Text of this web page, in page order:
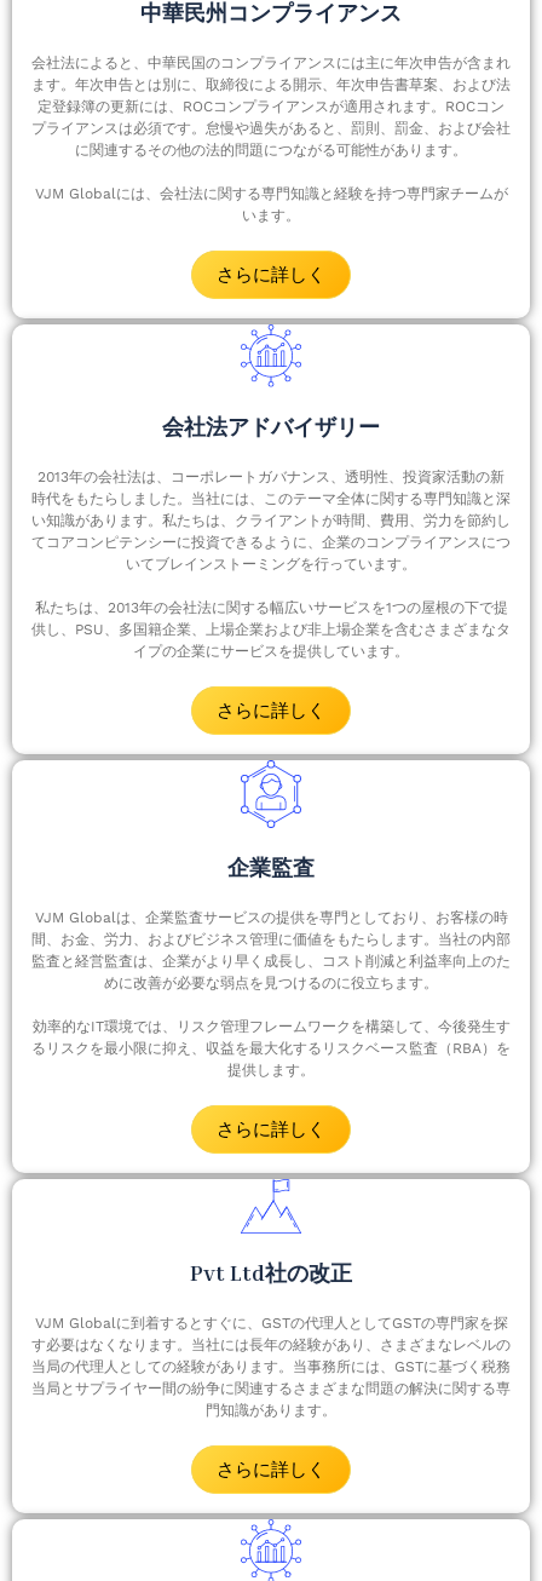
中華民州コンプライアンス
会社法によると、中華民国のコンプライアンスには主に年次申告が含まれ
ます。年次申告とは別に、取締役による開示、年次申告書草案、および法
定登録簿の更新には、ROCコンプライアンスが適用されます。ROCコン
プライアンスは必須です。怠慢や過失があると、罰則、罰金、および会社
に関連するその他の法的問題につながる可能性があります。
VJM Globalには、会社法に関する専門知識と経験を持つ専門家チームが
います。
さらに詳しく
会社法アドバイザリー
2013年の会社法は、コーポレートガバナンス、透明性、投資家活動の新
時代をもたらしました。当社には、このテーマ全体に関する専門知識と深
い知識があります。私たちは、クライアントが時間、費用、労力を節約し
てコアコンピテンシーに投資できるように、企業のコンプライアンスにつ
いてブレインストーミングを行っています。
私たちは、2013年の会社法に関する幅広いサービスを1つの屋根の下で提
供し、PSU、多国籍企業、上場企業および非上場企業を含むさまざまなタ
イプの企業にサービスを提供しています。
さらに詳しく
企業監査
VJM Globalは、企業監査サービスの提供を専門としており、お客様の時
間、お金、労力、およびビジネス管理に価値をもたらします。当社の内部
監査と経営監査は、企業がより早く成長し、コスト削減と利益率向上のた
めに改善が必要な弱点を見つけるのに役立ちます。
効率的なIT環境では、リスク管理フレームワークを構築して、今後発生す
るリスクを最小限に抑え、収益を最大化するリスクベース監査（RBA）を
提供します。
さらに詳しく
Pvt Ltd社の改正
VJM Globalに到着するとすぐに、GSTの代理人としてGSTの専門家を探
す必要はなくなります。当社には長年の経験があり、さまざまなレベルの
当局の代理人としての経験があります。当事務所には、GSTに基づく税務
当局とサプライヤー間の紛争に関連するさまざまな問題の解決に関する専
門知識があります。
さらに詳しく